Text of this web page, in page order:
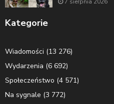
Kategorie
Wiadomości (13 276)
Wydarzenia (6 692)
Społeczeństwo (4 571)
Na sygnale (3 772)